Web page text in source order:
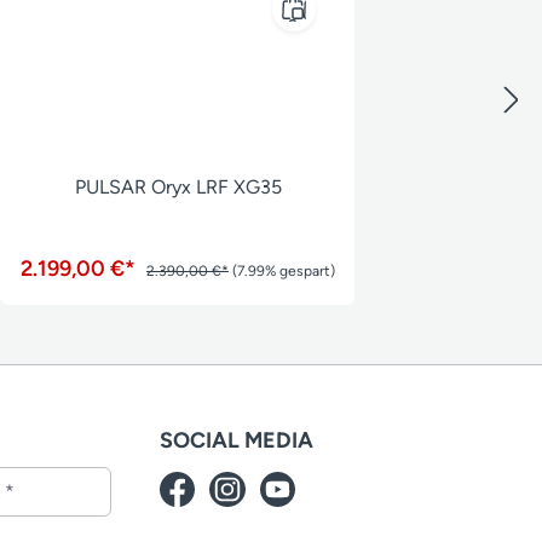
PULSAR Oryx LRF XG35
2.199,00 €* 2.390,00 €* (7.99% gespart)
SOCIAL MEDIA